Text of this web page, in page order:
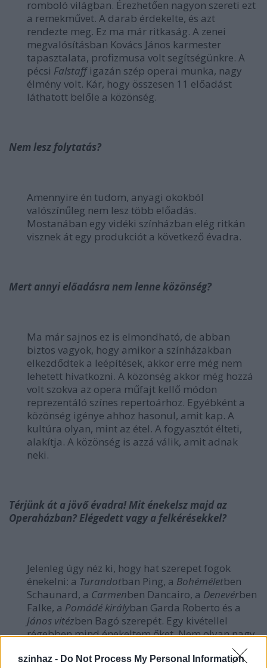
szinhaz - Do Not Process My Personal Information
romboló világban. Érezhetően nagyon szereti ezt
a remekművet. A darab érdekelte, és azt
rendezte meg. Ez ma már ritkaság. A zenei
megvalósításban Kovács János karmester
tapasztalata, profizmusa volt segítségünkre. A
pécsi Falstaffigazán szép operai munka, nagy
élmény volt. Kár, hogy összesen 11 előadást
láthatott belőle a közönség.
Nem lesz folytatás?
Amennyire én tudom, anyagi okokból
valószínűleg nem lesz több előadás.
Mostanában egy vidéki színházban elég ritkán
visznek át egy produkciót a következő évadra.
Mert annyi előadásra nem lenne közönség?
Ma már sajnos ez is elmondható, de abban
biztos vagyok, hogy amikor a színházakban
elkezdődtek a leépítések, akkor erre még nem
lehetett hivatkozni. A közönség akkor még hozzá
volt szokva az opera műfajt kellő módon
reprezentáló színes repertoárhoz. Egyébként a
közönség igénye ahhoz hasonul, amit kap. A
kultúra olyan, mint az étel. A fogyasztót élteti,
alakítja. A közönség is azzá válik, amit adnak
neki.
Térjünk át a jövő évadra! Mit énekelsz majd az
Operaházban? Elégedett vagy a felkérésekkel?
Jelenleg úgy néz ki, hogy hat szerepet fogok
énekelni: a Turandotban Ping, a Bohéméletben
Schaunard, a Carmenben Dancairo, a Denevérben
Falke, a Pomádé királyban Garda Roberto és a
János vitézben Bagó szerepét. Egy kivétellel
régebben mind énekeltem őket. Nem olyan nagy
középszerepek. Szívesen énekelnék persze mást